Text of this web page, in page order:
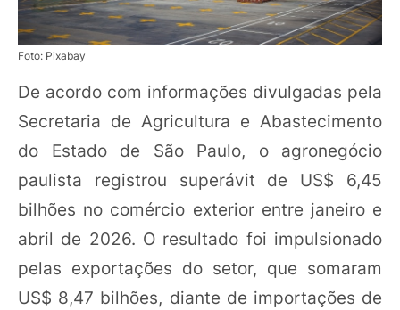
Foto: Pixabay
De acordo com informações divulgadas pela
Secretaria de Agricultura e Abastecimento
do Estado de São Paulo, o agronegócio
paulista registrou superávit de US$ 6,45
bilhões no comércio exterior entre janeiro e
abril de 2026. O resultado foi impulsionado
pelas exportações do setor, que somaram
US$ 8,47 bilhões, diante de importações de